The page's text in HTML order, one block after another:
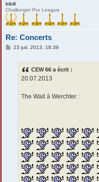
bibill
Challenger Pro League
Re: Concerts
M23 juil. 2013, 18:39
CEW 66 a écrit :
20.07.2013
The Wall à Werchter :